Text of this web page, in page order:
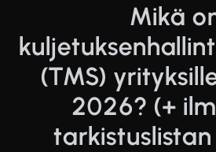
Mikä
(TMS)
2026? (+